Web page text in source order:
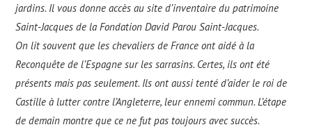
jardins. Il vous donne accès au site d’inventaire du patrimoine
Saint-Jacques de la Fondation David Parou Saint-Jacques.
On lit souvent que les chevaliers de France ont aidé à la
Reconquête de l’Espagne sur les sarrasins. Certes, ils ont été
présents mais pas seulement. Ils ont aussi tenté d’aider le roi de
Castille à lutter contre l’Angleterre, leur ennemi commun. L’étape
de demain montre que ce ne fut pas toujours avec succès.